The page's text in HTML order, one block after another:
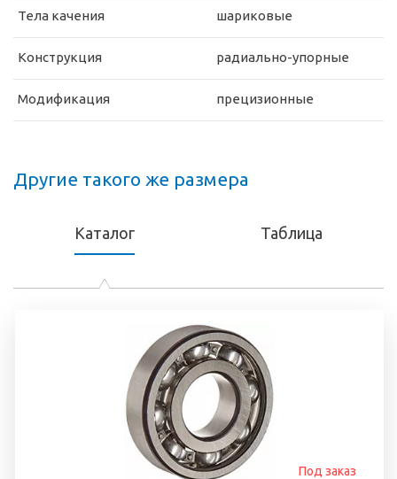
Тела качения шариковые
Конструкция радиально-упорные
Модификация прецизионные
Другие такого же размера
Каталог Таблица
Под заказ